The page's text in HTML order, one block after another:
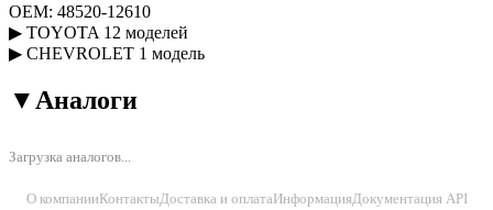
OEM: 48520-12610
▶ TOYOTA 12 моделей
▶ CHEVROLET 1 модель
▼ Аналоги
Загрузка аналогов...
О компанииКонтактыДоставка и оплатаИнформацияДокументация API